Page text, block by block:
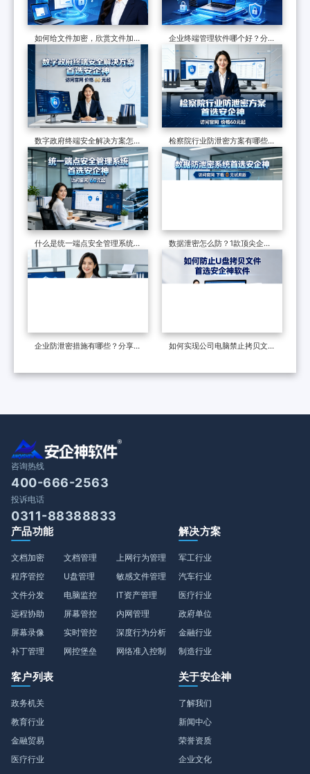
如何给文件加密，欣赏文件加密
软件的7个防泄密措施，可加密
可审计
企业终端管理软件哪个好？分享
一款软件的七大功能，防护终端
安全超有效
数字政府终端安全解决方案怎么
做？终端安全管理系统如何守护
政企终端安全？
检察院行业防泄密方案有哪些？
制度和软件技术的构建，适合全
国检察院批量部署
什么是统一端点安全管理系统？
六个核心功能了解它的真面目
数据泄密怎么防？1款顶尖企业
级数据防泄漏系统力荐，效果很
企业防泄密措施有哪些？分享一
如何实现公司电脑禁止拷贝文件
咨询热线
400-666-2563
投诉电话
0311-88388833
产品功能
文档加密
程序管控
文件分发
远程协助
屏幕录像
补丁管理
文档管理
U盘管理
电脑监控
屏幕管控
实时管控
网控堡垒
上网行为管理
敏感文件管理
IT资产管理
内网管理
深度行为分析
网络准入控制
解决方案
军工行业
汽车行业
医疗行业
政府单位
金融行业
制造行业
客户列表
政务机关
教育行业
金融贸易
医疗行业
关于安企神
了解我们
新闻中心
荣誉资质
企业文化